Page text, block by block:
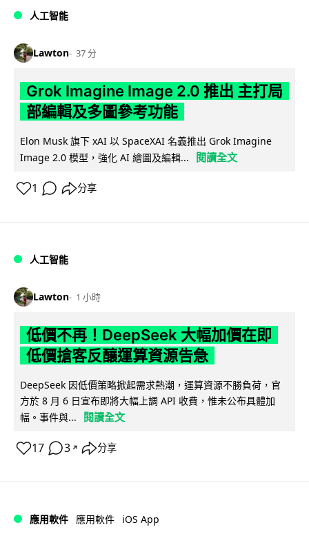
人工智能
Lawton 37 分
Grok Imagine Image 2.0 推出 主打局
部編輯及多圖參考功能
Elon Musk 旗下 xAI 以 SpaceXAI 名義推出 Grok Imagine
Image 2.0 模型，強化 AI 繪圖及編輯...
閱讀全文
1 分享
人工智能
Lawton 1 小時
低價不再！DeepSeek 大幅加價在即
低價搶客反釀運算資源告急
DeepSeek 因低價策略掀起需求熱潮，運算資源不勝負荷，官
方於 8 月 6 日宣布即將大幅上調 API 收費，惟未公布具體加
幅。事件與...
閱讀全文
17 3 ↗ 分享
應用軟件 應用軟件 iOS App